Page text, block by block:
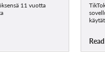
11 vuotta
käytät